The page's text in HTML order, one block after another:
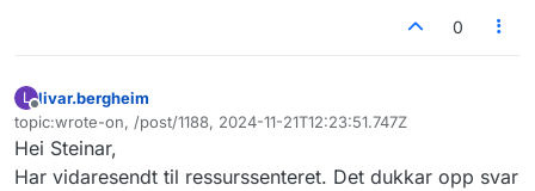
0
L
Frakoblet
livar.bergheim
topic:wrote-on, /post/1188, 2024-11-21T12:23:51.747Z
Sist endret av
Hei Steinar,
Har vidaresendt til ressurssenteret. Det dukkar opp svar